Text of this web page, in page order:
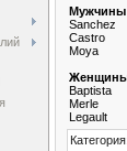
Мужчины
Sanchez
Castro
Moya
Baptista
Merle
Legault
Категория